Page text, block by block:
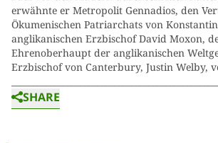
erwähnte er Metropolit Gennadios, den
Ökumenischen Patriarchats von
anglikanischen Erzbischof David Moxon,
Ehrenoberhaupt der anglikanischen
Erzbischof von Canterbury, Justin Welby,
SHARE